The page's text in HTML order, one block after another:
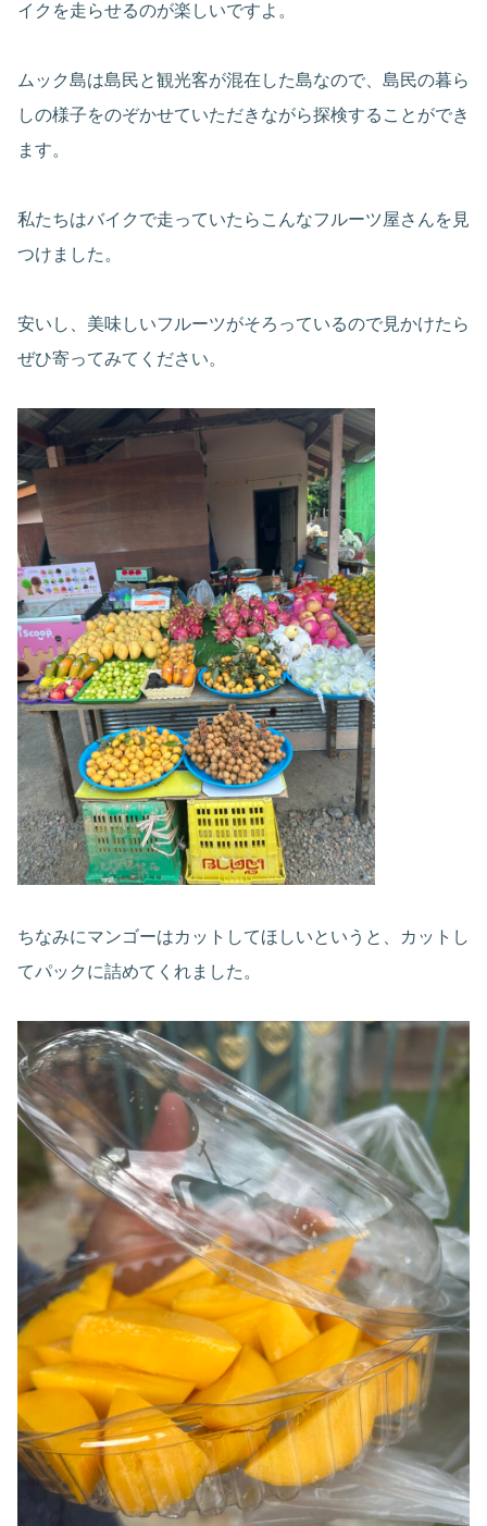
イクを走らせるのが楽しいですよ。
ムック島は島民と観光客が混在した島なので、島民の暮ら
しの様子をのぞかせていただきながら探検することができ
ます。
私たちはバイクで走っていたらこんなフルーツ屋さんを見
つけました。
安いし、美味しいフルーツがそろっているので見かけたら
ぜひ寄ってみてください。
ちなみにマンゴーはカットしてほしいというと、カットし
てパックに詰めてくれました。